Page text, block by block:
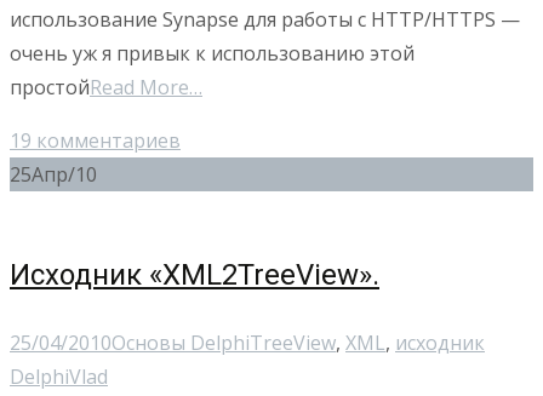
использование Synapse для работы с HTTP/HTTPS —
очень уж я привык к использованию этой
простойRead More…
19 комментариев
25Апр/10
Исходник «XML2TreeView».
25/04/2010Основы DelphiTreeView, XML, исходник
DelphiVlad